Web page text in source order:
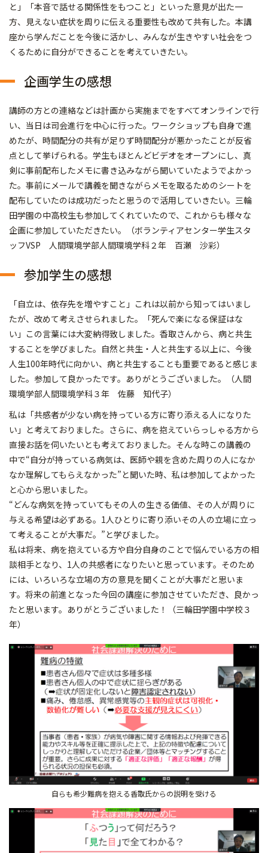
と」「本音で話せる関係性をもつこと」といった意見が出た一
方、見えない症状を周りに伝える重要性も改めて共有した。本講
座から学んだことを今後に活かし、みんなが生きやすい社会をつ
くるために自分ができることを考えていきたい。
企画学生の感想
講師の方との連絡などは計画から実施までをすべてオンラインで行
い、当日は司会進行を中心に行った。ワークショップも自身で進
めたが、時間配分の共有が足りず時間配分が悪かったことが反省
点として挙げられる。学生もほとんどビデオをオープンにし、真
剣に事前配布したメモに書き込みながら聞いていたようでよかっ
た。事前にメールで講義を聞きながらメモを取るためのシートを
配布していたのは成功だったと思うので活用していきたい。三輪
田学園の中高校生も参加してくれていたので、これからも様々な
企画に参加していただきたい。（ボランティアセンター学生スタ
ッフVSP 人間環境学部人間環境学科２年 百瀬 沙彩）
参加学生の感想
「自立は、依存先を増やすこと」これは以前から知ってはいまし
たが、改めて考えさせられました。「死んで楽になる保証はな
い」この言葉には大変納得致しました。香取さんから、病と共生
することを学びました。自然と共生・人と共生する以上に、今後
人生100年時代に向かい、病と共生することも重要であると感じま
した。参加して良かったです。ありがとうございました。（人間
環境学部人間環境学科３年 佐藤 知代子）
私は「共感者が少ない病を持っている方に寄り添える人になりた
い」と考えておりました。さらに、病を抱えていらっしゃる方から
直接お話を伺いたいとも考えておりました。そんな時この講義の
中で“自分が持っている病気は、医師や親を含めた周りの人になか
なか理解してもらえなかった”と聞いた時、私は参加してよかった
と心から思いました。
“どんな病気を持っていてもその人の生きる価値、その人が周りに
与える希望は必ずある。1人ひとりに寄り添いその人の立場に立っ
て考えることが大事だ。”と学びました。
私は将来、病を抱えている方や自分自身のことで悩んでいる方の相
談相手となり、1人の共感者になりたいと思っています。そのため
には、いろいろな立場の方の意見を聞くことが大事だと思いま
す。将来の前進となった今回の講座に参加させていただき、良かっ
たと思います。ありがとうございました！（三輪田学園中学校３
年）
自らも希少難病を抱える香取氏からの説明を受ける